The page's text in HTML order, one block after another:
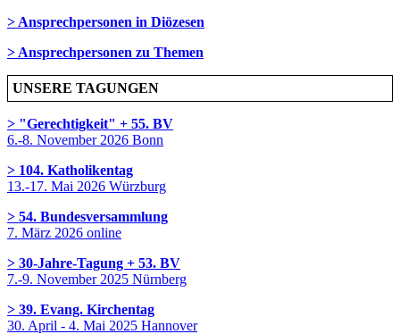
> Ansprechpersonen in Diözesen
> Ansprechpersonen zu Themen
UNSERE TAGUNGEN
> "Gerechtigkeit" + 55. BV
6.-8. November 2026 Bonn
> 104. Katholikentag
13.-17. Mai 2026 Würzburg
> 54. Bundesversammlung
7. März 2026 online
> 30-Jahre-Tagung + 53. BV
7.-9. November 2025 Nürnberg
> 39. Evang. Kirchentag
30. April - 4. Mai 2025 Hannover